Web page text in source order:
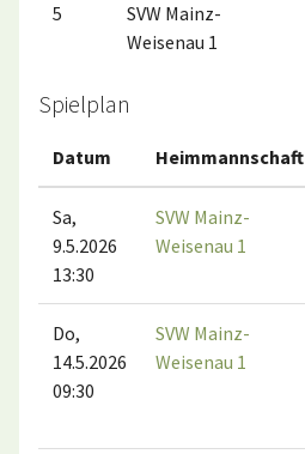
5
SVW Mainz-
Weisenau 1
Spielplan
Datum Heimmannschaft
Sa,
9.5.2026
13:30
SVW Mainz-
Weisenau 1
Do,
14.5.2026
09:30
SVW Mainz-
Weisenau 1